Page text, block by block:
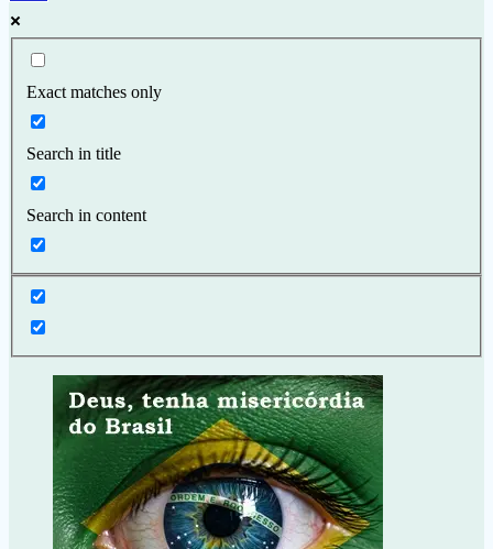
Exact matches only
Search in title
Search in content